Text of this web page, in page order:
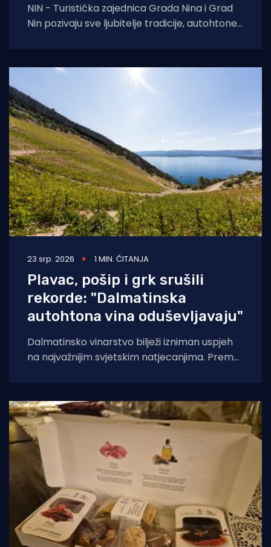
NIN - Turistička zajednica Grada Nina i Grad
Nin pozivaju sve ljubitelje tradicije, autohtone
23 srp. 2026 1 MIN. ČITANJA
Plavac, pošip i grk srušili
rekorde: "Dalmatinska
autohtona vina oduševljavaju"
Dalmatinsko vinarstvo bilježi izniman uspjeh
na najvažnijim svjetskim natjecanjima. Prema